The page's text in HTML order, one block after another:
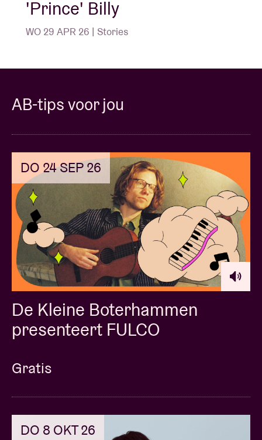
'Prince' Billy
WO 29 APR 26 | Stories
AB-tips voor jou
DO 24 SEP 26
De Kleine Boterhammen
presenteert FULCO
Gratis
DO 8 OKT 26